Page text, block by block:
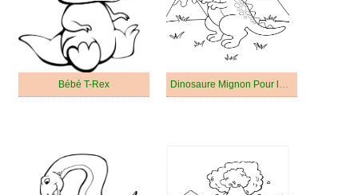
Bébé T-Rex Dinosaure Mignon Pour les Enfants